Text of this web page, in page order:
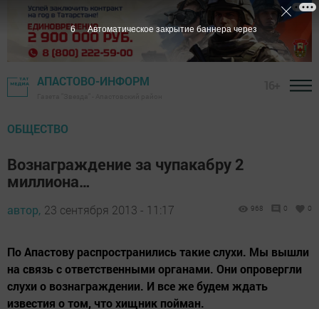
АПАСТОВО-ИНФОРМ
ОБЩЕСТВО
Вознаграждение за чупакабру 2
миллиона…
автор, 23 сентября 2013 - 11:17 968 0 0
По Апастову распространились такие слухи. Мы вышли
на связь с ответственными органами. Они опровергли
слухи о вознаграждении. И все же будем ждать
известия о том, что хищник пойман.
5 Автоматическое закрытие баннера через